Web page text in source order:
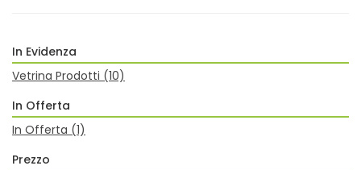
In Evidenza
Vetrina Prodotti (10)
In Offerta
In Offerta (1)
Prezzo